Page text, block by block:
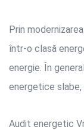
Prin
într-o clasă
energie. În
energetice slabe,
Audit energetic